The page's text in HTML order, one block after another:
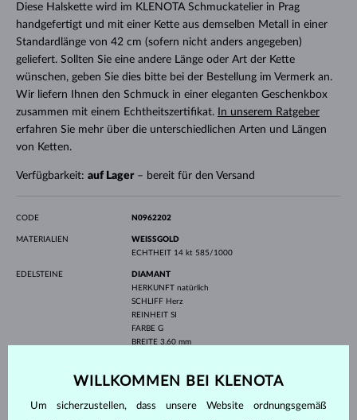
Diese Halskette wird im KLENOTA Schmuckatelier in Prag
handgefertigt und mit einer Kette aus demselben Metall in einer
Standardlänge von 42 cm (sofern nicht anders angegeben)
geliefert. Sollten Sie eine andere Länge oder Art der Kette
wünschen, geben Sie dies bitte bei der Bestellung im Vermerk an.
Wir liefern Ihnen den Schmuck in einer eleganten Geschenkbox
zusammen mit einem Echtheitszertifikat.
In unserem Ratgeber
erfahren Sie mehr über die unterschiedlichen Arten und Längen
von Ketten.
Verfügbarkeit: auf Lager– bereit für den Versand
CODE N0962202
MATERIALIEN
WEISSGOLD
ECHTHEIT 14 kt 585/1000
EDELSTEINE
DIAMANT
HERKUNFT natürlich
SCHLIFF Herz
REINHEIT SI
FARBE G
BREITE 3.60 mm
WILLKOMMEN BEI KLENOTA
Um sicherzustellen, dass unsere Website ordnungsgemäß